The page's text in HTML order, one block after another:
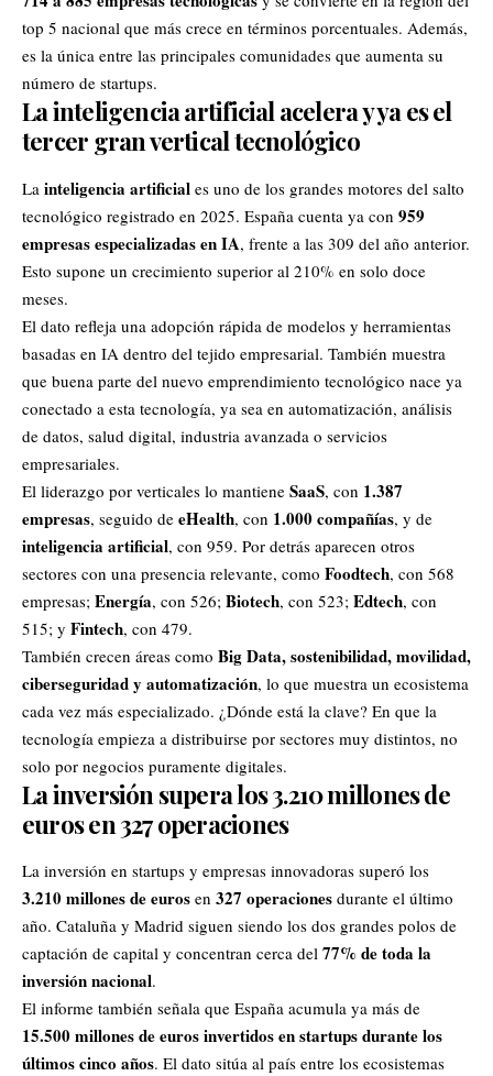
top 5 nacional que más crece en términos porcentuales. Además,
es la única entre las principales comunidades que aumenta su
número de startups.
La inteligencia artificial acelera y ya es el
tercer gran vertical tecnológico
La inteligencia artificial es uno de los grandes motores del salto
tecnológico registrado en 2025. España cuenta ya con 959
empresas especializadas en IA, frente a las 309 del año anterior.
Esto supone un crecimiento superior al 210% en solo doce
meses.
El dato refleja una adopción rápida de modelos y herramientas
basadas en IA dentro del tejido empresarial. También muestra
que buena parte del nuevo emprendimiento tecnológico nace ya
conectado a esta tecnología, ya sea en automatización, análisis
de datos, salud digital, industria avanzada o servicios
empresariales.
El liderazgo por verticales lo mantiene SaaS, con 1.387
empresas, seguido de eHealth, con 1.000 compañías, y de
inteligencia artificial, con 959. Por detrás aparecen otros
sectores con una presencia relevante, como Foodtech, con 568
empresas; Energía, con 526; Biotech, con 523; Edtech, con
515; y Fintech, con 479.
También crecen áreas como Big Data, sostenibilidad, movilidad,
ciberseguridad y automatización, lo que muestra un ecosistema
cada vez más especializado. ¿Dónde está la clave? En que la
tecnología empieza a distribuirse por sectores muy distintos, no
solo por negocios puramente digitales.
La inversión supera los 3.210 millones de
euros en 327 operaciones
La inversión en startups y empresas innovadoras superó los
3.210 millones de euros en 327 operaciones durante el último
año. Cataluña y Madrid siguen siendo los dos grandes polos de
captación de capital y concentran cerca del 77% de toda la
inversión nacional.
El informe también señala que España acumula ya más de
15.500 millones de euros invertidos en startups durante los
últimos cinco años. El dato sitúa al país entre los ecosistemas